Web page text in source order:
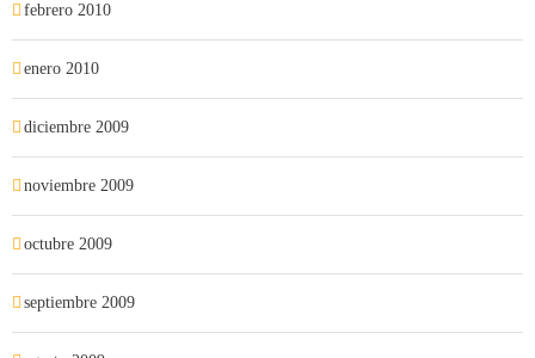
febrero 2010
enero 2010
diciembre 2009
noviembre 2009
octubre 2009
septiembre 2009